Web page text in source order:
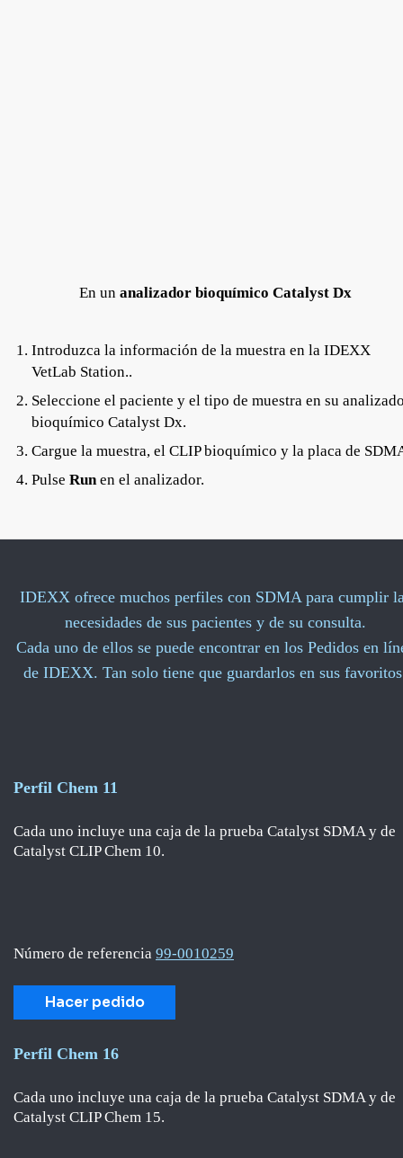
En un analizador bioquímico Catalyst Dx
Introduzca la información de la muestra en la IDEXX
VetLab Station..
Seleccione el paciente y el tipo de muestra en su
bioquímico Catalyst Dx.
Cargue la muestra, el CLIP bioquímico y la placa de
Pulse Runen el analizador.
IDEXX ofrece muchos perfiles con SDMA para cumplir
necesidades de sus pacientes y de su consulta.
Cada uno de ellos se puede encontrar en los Pedidos en
de IDEXX. Tan solo tiene que guardarlos en sus
Perfil Chem 11
Cada uno incluye una caja de la prueba Catalyst SDMA y de
Catalyst CLIP Chem 10.
Número de referencia 99-0010259
Hacer pedido
Perfil Chem 16
Cada uno incluye una caja de la prueba Catalyst SDMA y de
Catalyst CLIP Chem 15.